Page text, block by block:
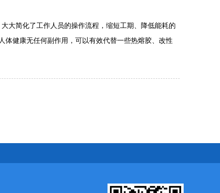
大简化了工作人员的操作流程，缩短工期、降低能耗的
体健康无任何副作用，可以有效代替一些热熔胶、改性